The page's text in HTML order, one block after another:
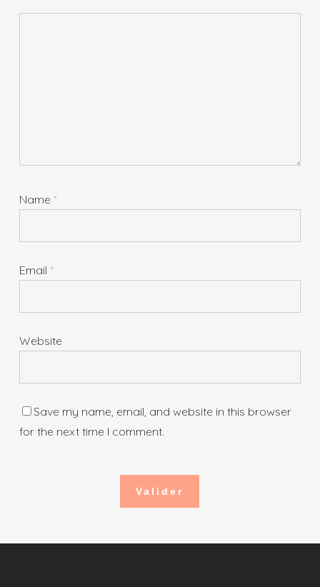
Name *
Email *
Website
Save my name, email, and website in this browser
for the next time I comment.